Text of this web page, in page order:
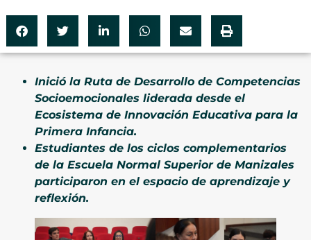
Inició la Ruta de Desarrollo de Competencias
Socioemocionales liderada desde el
Ecosistema de Innovación Educativa para la
Primera Infancia.
Estudiantes de los ciclos complementarios
de la Escuela Normal Superior de Manizales
participaron en el espacio de aprendizaje y
reflexión.